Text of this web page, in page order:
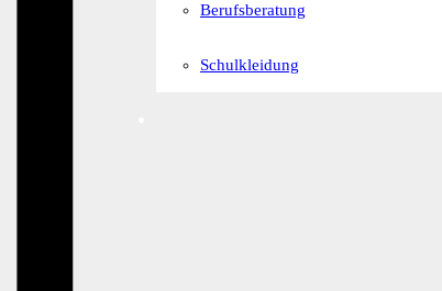
Berufsberatung
Schulkleidung